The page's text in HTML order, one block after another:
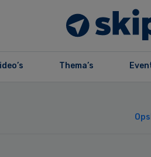
Thema’s